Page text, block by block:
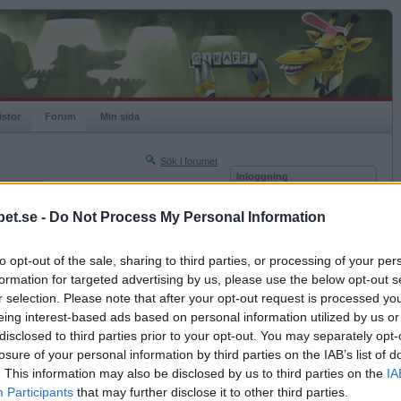
- Do Not Process My Personal Information
opt-out of the sale, sharing to third parties, or processing of your
for targeted advertising by us, please use the below opt-out
selection. Please note that after your opt-out request is processed
interest-based ads based on personal information utilized by us
to third parties prior to your opt-out. You may separately
of your personal information by third parties on the IAB’s list of
This information may also be disclosed by us to third parties on the
Participants that may further disclose it to other third parties.
Forum Min sida
Sök i forumet
Nästa sida »
2011-06-27 22:42
Inloggning
Kom ihåg mig
Glömt ditt lösenord?
Få ny aktiveringslänk
Betapet är gratis!